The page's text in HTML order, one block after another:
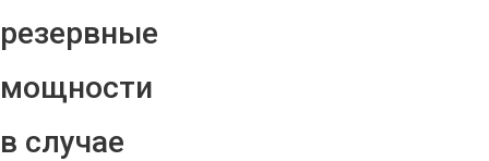
резервные
мощности
в случае